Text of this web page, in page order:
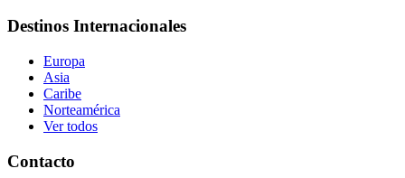
Destinos Internacionales
Europa
Asia
Caribe
Norteamérica
Ver todos
Contacto